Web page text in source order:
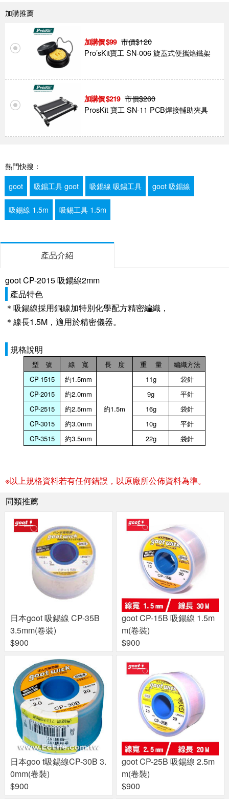
加購推薦
99 市價$120
Pro’sKit寶工 SN-006 旋蓋式便攜烙鐵架
219 市價$260
ProsKit 寶工 SN-11 PCB焊接輔助夾具
熱門快搜：
goot
吸錫工具 goot 吸錫線 吸錫工具 goot 吸錫線
吸錫線 1.5m 吸錫工具 1.5m
產品介紹
goot CP-2015 吸錫線2mm
產品特色
＊吸錫線採用銅線加特別化學配方精密編織，
＊線長1.5M，適用於精密儀器。
規格說明
型 號 線 寬 長 度 重 量
編織方法
CP-1515
約1.5mm
約1.5m
11g
袋針
CP-2015
約2.0mm 9g
平針
CP-2515
約2.5mm 16g
袋針
CP-3015
約3.0mm 10g
平針
CP-3515
約3.5mm 22g 袋針
※以上規格資料若有任何錯誤，以原廠所公佈資料為準。
同類推薦
日本goot 吸錫線 CP-35B
3.5mm(卷裝)
$900
goot CP-15B 吸錫線 1.5m
m(卷裝)
$900
日本goo t吸錫線CP-30B 3.
0mm(卷裝)
$900
goot CP-25B 吸錫線 2.5m
m(卷裝)
$900